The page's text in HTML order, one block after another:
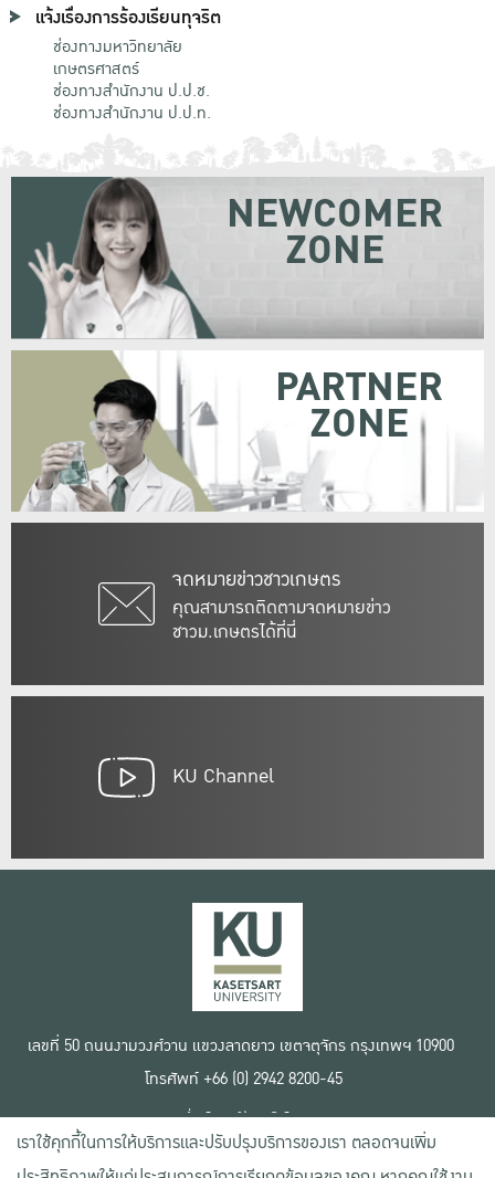
แจ้งเรื่องการร้องเรียนทุจริต
ช่องทางมหาวิทยาลัย
เกษตรศาสตร์
ช่องทางสำนักงาน ป.ป.ช.
ช่องทางสำนักงาน ป.ป.ท.
จดหมายข่าวชาวเกษตร
คุณสามารถติดตามจดหมายข่าว
ชาวม.เกษตรได้ที่นี่
NEWCOMER
ZONE
PARTNER
ZONE
KU Channel
เลขที่ 50 ถนนงามวงศ์วาน แขวงลาดยาว เขตจตุจักร กรุงเทพฯ 10900
โทรศัพท์ +66 (0) 2942 8200-45
เงื่อนไขการใช้งานเว็บไซต์
ข้อตกลงด้านสิทธิ์ใช้งาน
นโยบายความเป็นส่วนตัว
เราใช้คุกกี้ในการให้บริการและปรับปรุงบริการของเรา ตลอดจนเพิ่ม